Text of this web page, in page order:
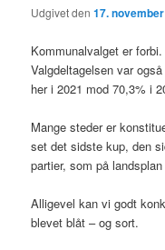
Udgivet den17.
Kommunalvalget er
Valgdeltagelsen var
her i 2021 mod 70,3% i
Mange steder er
set det sidste kup, den
partier, som på
Alligevel kan vi godt
blevet blåt – og sort.